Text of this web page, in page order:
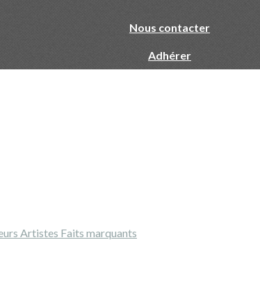
Nous contacter
Adhérer
Artistes Faits marquants